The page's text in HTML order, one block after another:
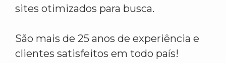
sites otimizados para busca.
São mais de 25 anos de experiência e
clientes satisfeitos em todo país!